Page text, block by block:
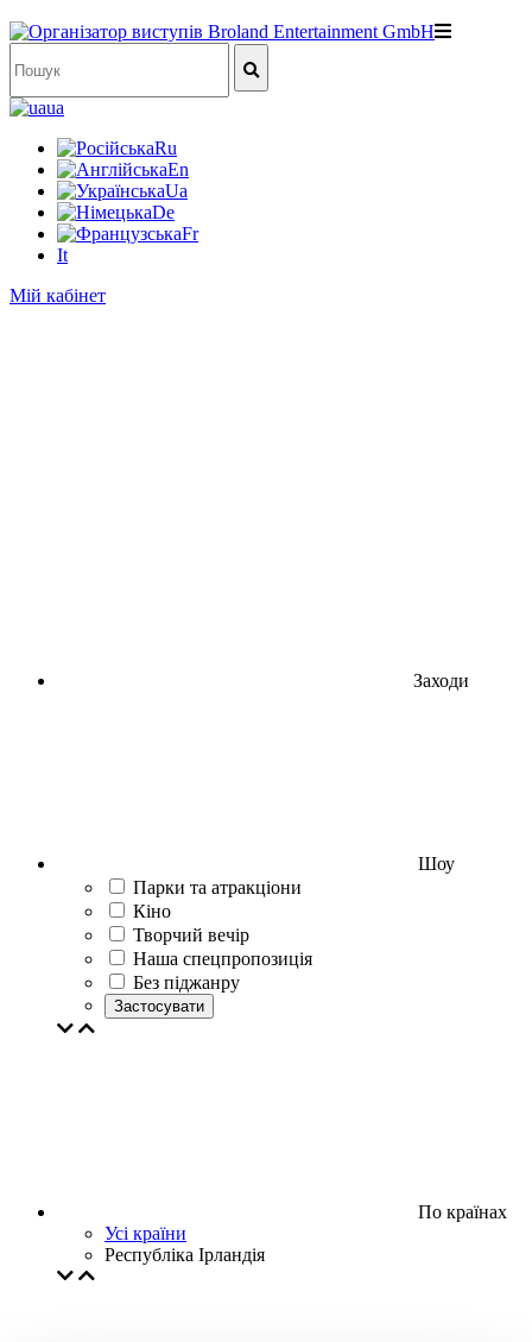
ua
Ru
En
Ua
De
Fr
It
Мій кабінет
Заходи
Шоу
Парки та атракціони
Кіно
Творчий вечір
Наша спецпропозиція
Без піджанру
Застосувати
По країнах
Усі країни
Республіка Ірландія